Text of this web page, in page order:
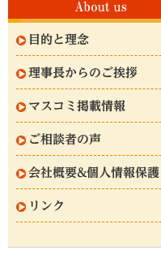
目的と理念
理事長からのご挨拶
マスコミ掲載情報
ご相談者の声
会社概要&個人情報保護
リンク